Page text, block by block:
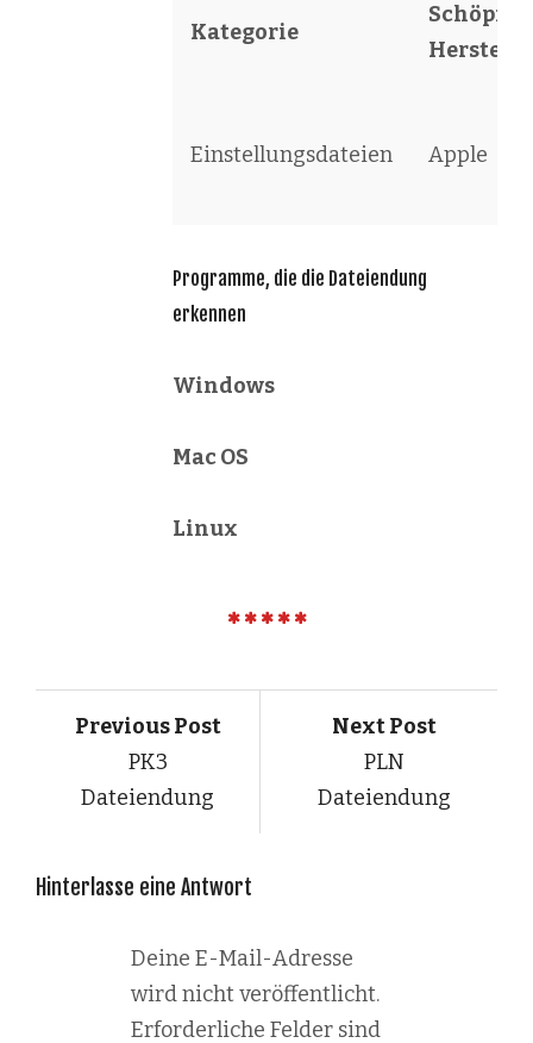
Kategorie
Schöpfer
Einstellungsdateien Apple
Programme, die die Dateiendung
erkennen
Windows
Mac OS
Linux
Previous Post
PK3
Dateiendung
Next Post
PLN
Dateiendung
Hinterlasse eine Antwort
Deine E-Mail-Adresse
wird nicht veröffentlicht.
Erforderliche Felder sind